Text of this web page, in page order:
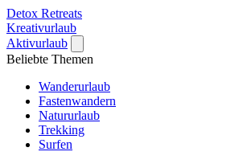
Detox Retreats
Kreativurlaub
Aktivurlaub
Beliebte Themen
Wanderurlaub
Fastenwandern
Natururlaub
Trekking
Surfen